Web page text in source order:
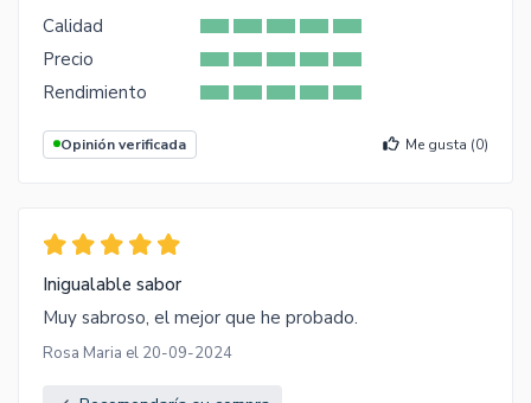
Calidad
Precio
Rendimiento
Opinión verificada Me gusta (0)
Inigualable sabor
Muy sabroso, el mejor que he probado.
Rosa Maria el 20-09-2024